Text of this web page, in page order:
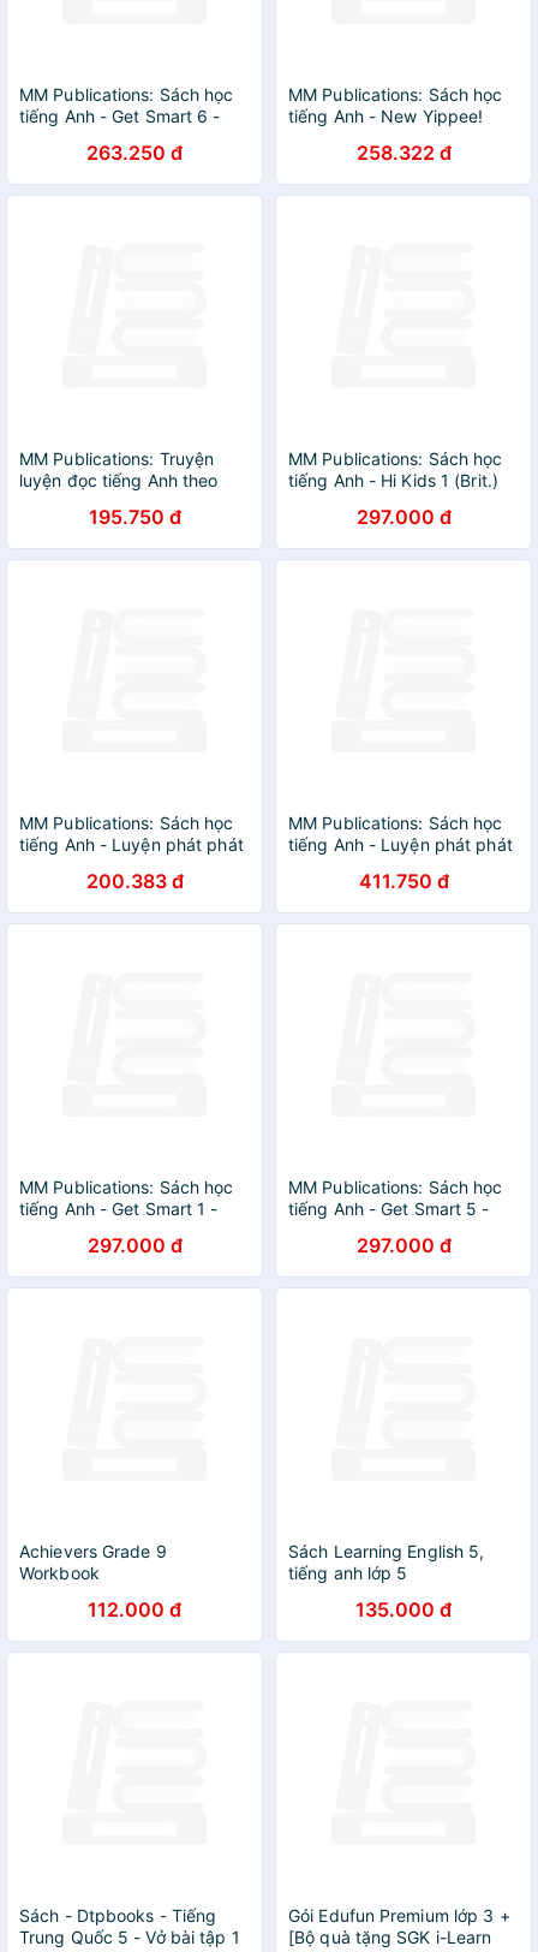
MM Publications: Sách học
tiếng Anh - Get Smart 6 -
263.250 đ
MM Publications: Sách học
tiếng Anh - New Yippee!
258.322 đ
MM Publications: Truyện
luyện đọc tiếng Anh theo
Student'S Book (With Cd-
Rom) British & American
Edition
195.750 đ
MM Publications: Sách học
tiếng Anh - Hi Kids 1 (Brit.)
297.000 đ
MM Publications: Sách học
tiếng Anh - Luyện phát phát
(Student's Book)
200.383 đ
MM Publications: Sách học
tiếng Anh - Luyện phát phát
(Teacher's Book)
411.750 đ
MM Publications: Sách học
tiếng Anh - Get Smart 1 -
297.000 đ
MM Publications: Sách học
tiếng Anh - Get Smart 5 -
297.000 đ
Achievers Grade 9
Workbook
112.000 đ
Sách Learning English 5,
tiếng anh lớp 5
135.000 đ
Sách - Dtpbooks - Tiếng
Trung Quốc 5 - Vở bài tập 1
Gói Edufun Premium lớp 3 +
[Bộ quà tặng SGK i-Learn